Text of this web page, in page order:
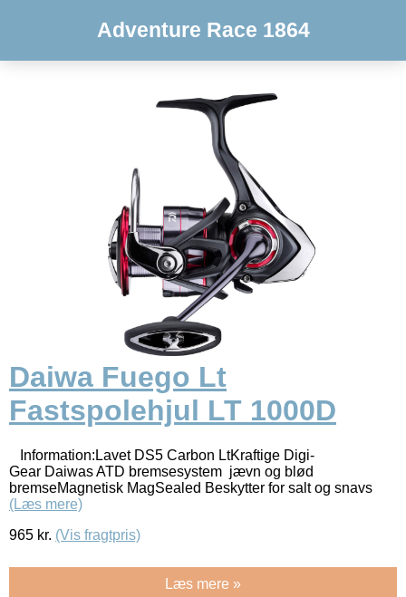
Adventure Race 1864
Daiwa Fuego Lt
Fastspolehjul LT 1000D
Information:Lavet DS5 Carbon LtKraftige Digi-
Gear Daiwas ATD bremsesystem jævn og blød
bremseMagnetisk MagSealed Beskytter for salt og snavs
(Læs mere)
965 kr. (Vis fragtpris)
Læs mere »